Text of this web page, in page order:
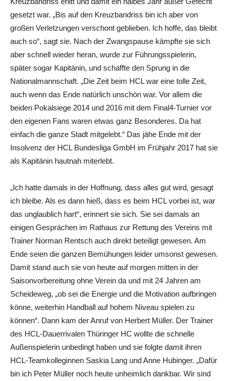
gesetzt war. „Bis auf den Kreuzbandriss bin ich aber von
großen Verletzungen verschont geblieben. Ich hoffe, das bleibt
auch so“, sagt sie. Nach der Zwangspause kämpfte sie sich
aber schnell wieder heran, wurde zur Führungsspielerin,
später sogar Kapitänin, und schaffte den Sprung in die
Nationalmannschaft. „Die Zeit beim HCL war eine tolle Zeit,
auch wenn das Ende natürlich unschön war. Vor allem die
beiden Pokalsiege 2014 und 2016 mit dem Final4-Turnier vor
den eigenen Fans waren etwas ganz Besonderes. Da hat
einfach die ganze Stadt mitgelebt.“ Das jähe Ende mit der
Insolvenz der HCL Bundesliga GmbH im Frühjahr 2017 hat sie
als Kapitänin hautnah miterlebt.
„Ich hatte damals in der Hoffnung, dass alles gut wird, gesagt
ich bleibe. Als es dann hieß, dass es beim HCL vorbei ist, war
das unglaublich hart“, erinnert sie sich. Sie sei damals an
einigen Gesprächen im Rathaus zur Rettung des Vereins mit
Trainer Norman Rentsch auch direkt beteiligt gewesen. Am
Ende seien die ganzen Bemühungen leider umsonst gewesen.
Damit stand auch sie von heute auf morgen mitten in der
Saisonvorbereitung ohne Verein da und mit 24 Jahren am
Scheideweg, „ob sei die Energie und die Motivation aufbringen
könne, weiterhin Handball auf hohem Niveau spielen zu
können“. Dann kam der Anruf von Herbert Müller. Der Trainer
des HCL-Dauerrivalen Thüringer HC wollte die schnelle
Außenspielerin unbedingt haben und sie folgte damit ihren
HCL-Teamkolleginnen Saskia Lang und Anne Hubinger. „Dafür
bin ich Peter Müller noch heute unheimlich dankbar. Wir sind